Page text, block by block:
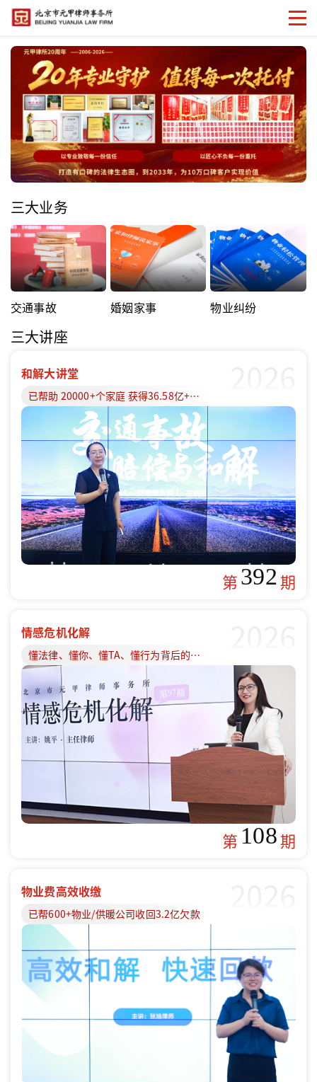
三大业务
交通事故 婚姻家事 物业纠纷
三大讲座
和解大讲堂
已帮助 20000+个家庭 获得36.58亿+赔偿款
第392期
情感危机化解
懂法律、懂你、懂TA、懂行为背后的原因
第 108期
物业费高效收缴
已帮600+物业/供暖公司收回3.2亿欠款